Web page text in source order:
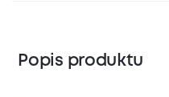
Popis produktu